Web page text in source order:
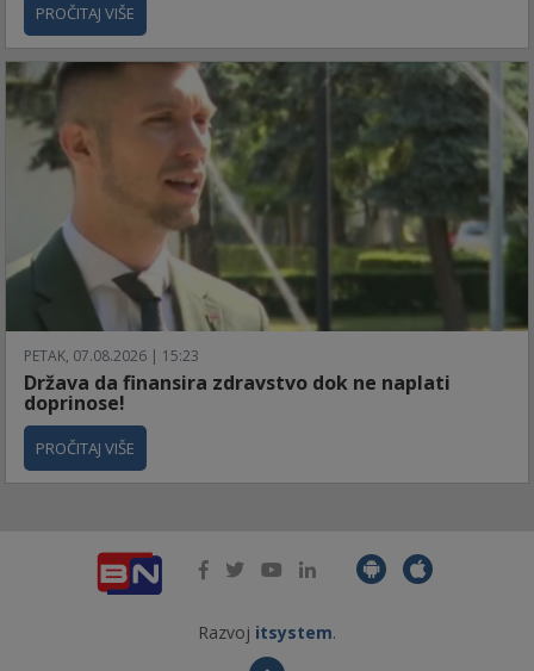
PROČITAJ VIŠE
PETAK, 07.08.2026 | 15:23
Država da finansira zdravstvo dok ne naplati
doprinose!
PROČITAJ VIŠE
Razvoj itsystem.